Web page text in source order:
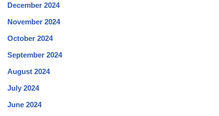
December 2024
November 2024
October 2024
September 2024
August 2024
July 2024
June 2024